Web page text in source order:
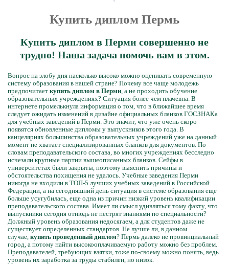
Купить диплом Пермь
Купить диплом в Перми совершенно не
трудно! Наша задача помочь вам в этом.
Вопрос на злобу дня насколько высоко можно оценивать современную
систему образования в нашей стране? Почему все чаще молодежь
предпочитает купить диплом в Перми, а не проходить обучение
образовательных учреждениях? Ситуация более чем плачевна. В
интернете промелькнула информация о том, что в ближайшее время
следует ожидать изменений в дизайне официальных бланков ГОСЗНАКа
для учебных заведений в Перми. Это значит, что уже очень скоро
появятся обновленные дипломы у выпускников этого года. В
канцеляриях большинства образовательных учреждений уже на данный
момент не хватает специализированных бланков для документов. По
словам преподавательского состава, во многих учреждениях бесследно
исчезали крупные партии вышеописанных бланков. Сейфы в
университетах были закрыты, поэтому выяснить причины и
обстоятельства похищения не удалось. Учебные заведения Перми
никогда не входили в ТОП-5 лучших учебных заведений в Российской
Федерации, а на сегодняшний день ситуация в системе образования еще
больше усугубилась, еще одна из причин низкий уровень квалификации
преподавательского состава. Имеет ли смысл удивляться тому факту, что
выпускники сегодня отнюдь не пестрят знаниями по специальности?
Должный уровень образования недосягаем, а для студентов даже не
существует определенных стандартов. Не лучше ли, в данном
случае, купить проведенный диплом? Пермь далеко не провинциальный
город, а потому найти высокооплачиваемую работу можно без проблем.
Преподавателей, требующих взятки, тоже по-своему можно понять, ведь
уровень их заработка за труды стабилен, но низок.